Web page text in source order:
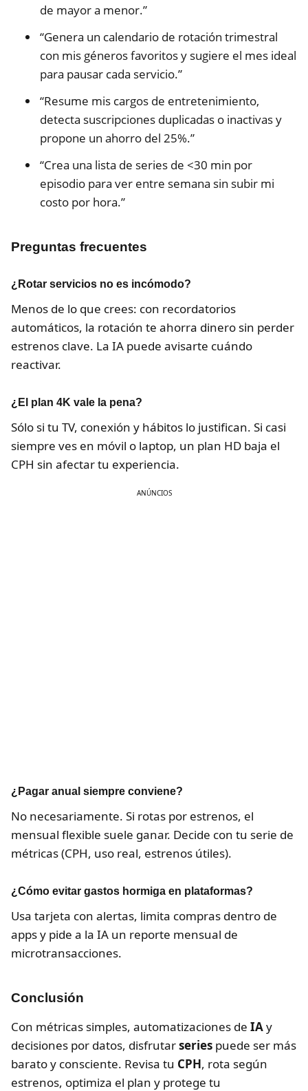
de mayor a menor.”
“Genera un calendario de rotación trimestral
con mis géneros favoritos y sugiere el mes ideal
para pausar cada servicio.”
“Resume mis cargos de entretenimiento,
detecta suscripciones duplicadas o inactivas y
propone un ahorro del 25%.”
“Crea una lista de series de <30 min por
episodio para ver entre semana sin subir mi
costo por hora.”
Preguntas frecuentes
¿Rotar servicios no es incómodo?
Menos de lo que crees: con recordatorios
automáticos, la rotación te ahorra dinero sin perder
estrenos clave. La IA puede avisarte cuándo
reactivar.
¿El plan 4K vale la pena?
Sólo si tu TV, conexión y hábitos lo justifican. Si casi
siempre ves en móvil o laptop, un plan HD baja el
CPH sin afectar tu experiencia.
ANÚNCIOS
¿Pagar anual siempre conviene?
No necesariamente. Si rotas por estrenos, el
mensual flexible suele ganar. Decide con tu serie de
métricas (CPH, uso real, estrenos útiles).
¿Cómo evitar gastos hormiga en plataformas?
Usa tarjeta con alertas, limita compras dentro de
apps y pide a la IA un reporte mensual de
microtransacciones.
Conclusión
Con métricas simples, automatizaciones de IAy
decisiones por datos, disfrutarseries puede ser más
barato y consciente. Revisa tu CPH, rota según
estrenos, optimiza el plan y protege tu